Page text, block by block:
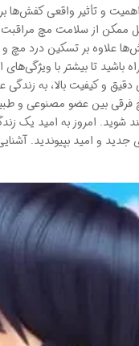
اهمیت و تأثیر واقعی
از سلامت مچ مراقبت
علاوه بر تسکین درد مچ
باشید تا بیشتر با
و کیفیت بالا، به
فرقی بین عضو مصنوعی و
و امید بپیوندید.